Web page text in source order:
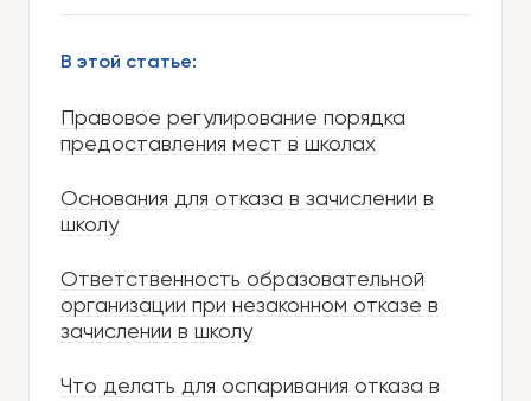
В этой статье:
Правовое регулирование порядка
предоставления мест в школах
Основания для отказа в зачислении в
школу
Ответственность образовательной
организации при незаконном отказе в
зачислении в школу
Что делать для оспаривания отказа в